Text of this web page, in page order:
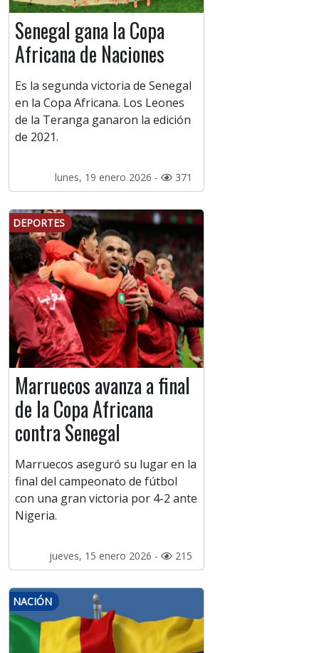
Senegal gana la Copa
Africana de Naciones
Es la segunda victoria de Senegal
en la Copa Africana. Los Leones
de la Teranga ganaron la edición
de 2021.
lunes, 19 enero 2026 - 371
DEPORTES
Marruecos avanza a final
de la Copa Africana
contra Senegal
Marruecos aseguró su lugar en la
final del campeonato de fútbol
con una gran victoria por 4-2 ante
Nigeria.
jueves, 15 enero 2026 - 215
NACIÓN